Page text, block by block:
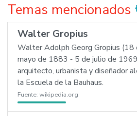
Temas mencionados
Walter Gropius
Walter Adolph Georg Gropius (18
mayo de 1883 - 5 de julio de
arquitecto, urbanista y diseñador
la Escuela de la Bauhaus.
Fuente: wikipedia.org